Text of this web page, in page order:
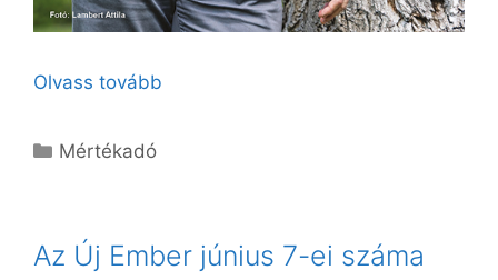
Olvass tovább
Kategória
Mértékadó
Az Új Ember június 7-ei száma